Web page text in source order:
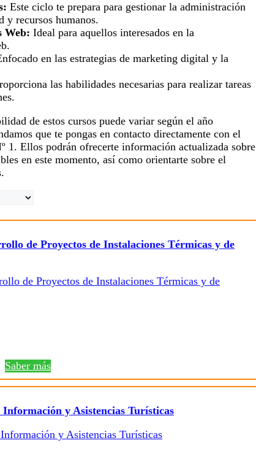
Este ciclo te prepara para gestionar la administración
y recursos humanos.
Web: Ideal para aquellos interesados en la
en las estrategias de marketing digital y la
las habilidades necesarias para realizar tareas
de estos cursos puede variar según el año
que te pongas en contacto directamente con el
1. Ellos podrán ofrecerte información actualizada sobre
en este momento, así como orientarte sobre el
de Proyectos de Instalaciones Térmicas y de
Saber más
y Asistencias Turísticas